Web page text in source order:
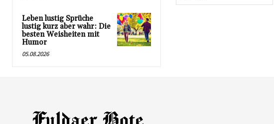
Leben lustig Sprüche
lustig kurz aber wahr: Die
besten Weisheiten mit
Humor
05.08.2026